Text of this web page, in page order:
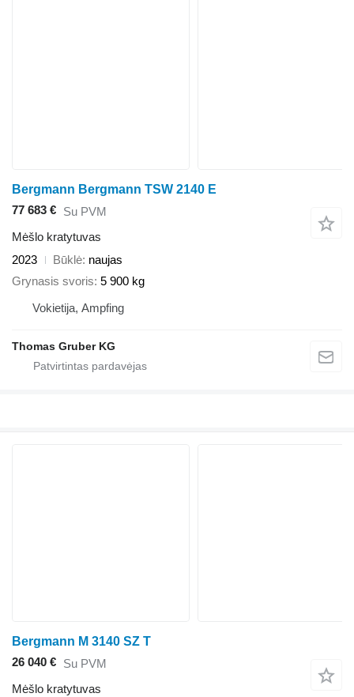
Bergmann Bergmann TSW 2140 E
77 683 € Su PVM
Mėšlo kratytuvas
2023
Būklė naujas
Grynasis svoris 5 900 kg
Vokietija, Ampfing
Thomas Gruber KG
Bergmann M 3140 SZ T
26 040 € Su PVM
Mėšlo kratytuvas